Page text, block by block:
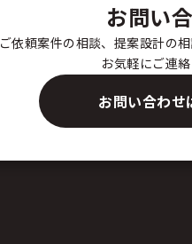
お問い
ご依頼案件の相談、提案設計の
お気軽にご連
お問い合わせ